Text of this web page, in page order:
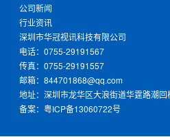
公司新闻
行业资讯
深圳市华冠视讯科技有限公司
电话：0755-29191567
传真：0755-29191557
邮箱：844701868@qq.com
地址：深圳市龙华区大浪街道华霆路潮
备案： 粤ICP备13060722号